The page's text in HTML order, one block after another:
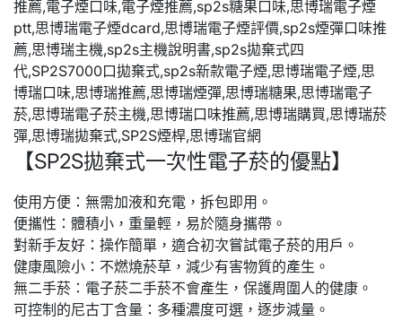
【SP2S拋棄式一次性電子菸的優點】
使用方便：無需加液和充電，拆包即用。
便攜性：體積小，重量輕，易於隨身攜帶。
對新手友好：操作簡單，適合初次嘗試電子菸的用戶。
健康風險小：不燃燒菸草，減少有害物質的產生。
無二手菸：電子菸二手菸不會產生，保護周圍人的健康。
可控制的尼古丁含量：多種濃度可選，逐步減量。